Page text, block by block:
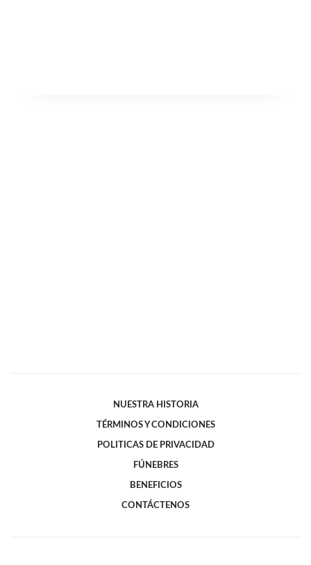
NUESTRA HISTORIA
TÉRMINOS Y CONDICIONES
POLITICAS DE PRIVACIDAD
FÚNEBRES
BENEFICIOS
CONTÁCTENOS